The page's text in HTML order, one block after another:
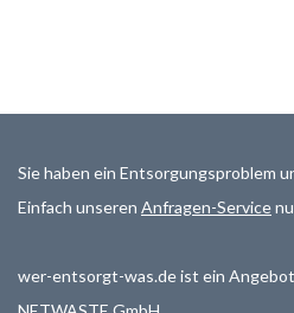
Sie haben ein Entsorgungsproblem
Einfach unseren Anfragen-Service
wer-entsorgt-was.de ist ein